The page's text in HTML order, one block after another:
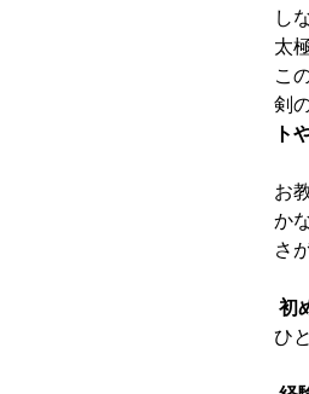
し
太
こ
剣
ト
お
か
さ
初
ひ